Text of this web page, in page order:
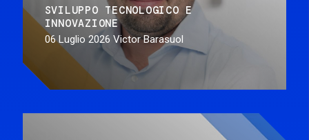
SVILUPPO TECNOLOGICO E
INNOVAZIONE
06 Luglio 2026 Victor Barasuol